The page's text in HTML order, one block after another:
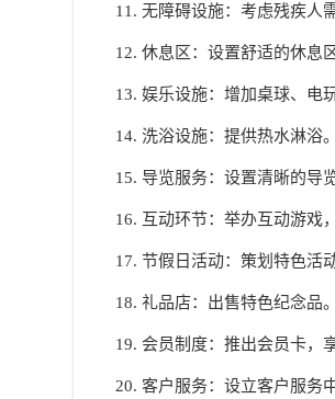
11. 无障碍设施：考虑残疾人
12. 休息区：设置舒适的休息区
13. 娱乐设施：增加桌球、电
14. 洗浴设施：提供热水淋浴。
15. 导览服务：设置清晰的导
16. 互动环节：举办互动游戏
17. 节假日活动：策划特色活
18. 礼品店：出售特色纪念品。
19. 会员制度：推出会员卡，
20. 客户服务：设立客户服务